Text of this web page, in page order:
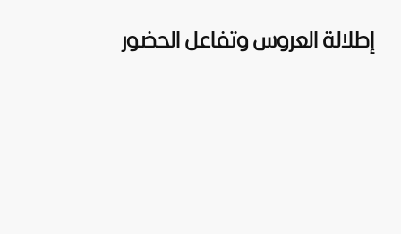
إطلالة العروس وتفاعل الحضور